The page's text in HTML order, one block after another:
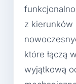
z kierunków
które łączą
wyjątkową